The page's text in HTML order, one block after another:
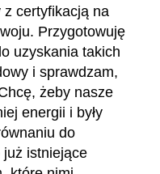
z certyfikacją na
Przygotowuję
uzyskania takich
i sprawdzam,
żeby nasze
energii i były
do
istniejące